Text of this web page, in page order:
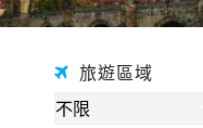
超夯日本
旅遊區域